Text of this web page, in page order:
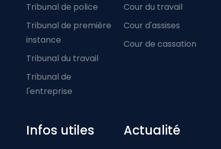
Tribunal de police
Tribunal de première
instance
Tribunal du travail
Tribunal de
l'entreprise
Cour du travail
Cour d'assises
Cour de cassation
Infos utiles Actualité